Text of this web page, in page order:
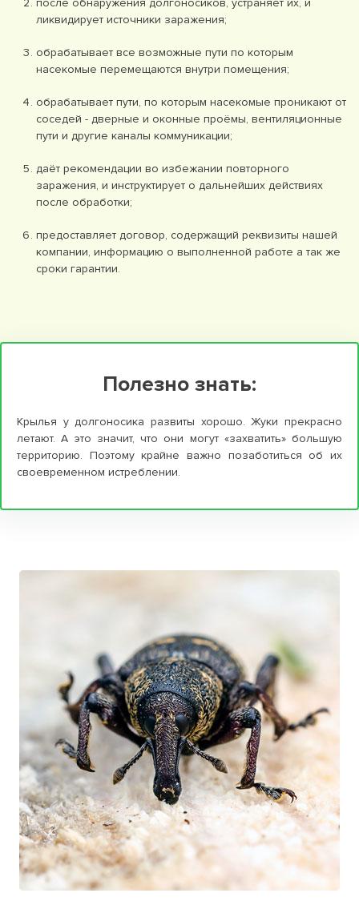
после обнаружения долгоносиков, устраняет их, и
ликвидирует источники заражения;
обрабатывает все возможные пути по которым
насекомые перемещаются внутри помещения;
обрабатывает пути, по которым насекомые проникают от
соседей - дверные и оконные проёмы, вентиляционные
пути и другие каналы коммуникации;
даёт рекомендации во избежании повторного
заражения, и инструктирует о дальнейших действиях
после обработки;
предоставляет договор, содержащий реквизиты нашей
компании, информацию о выполненной работе а так же
сроки гарантии.
Полезно знать:
Крылья у долгоносика развиты хорошо. Жуки прекрасно
летают. А это значит, что они могут «захватить» большую
территорию. Поэтому крайне важно позаботиться об их
своевременном истреблении.